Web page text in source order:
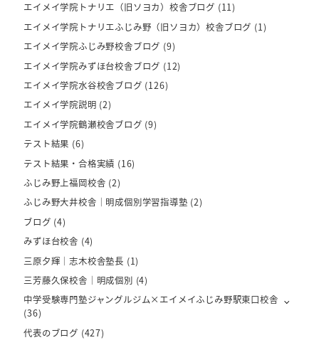
エイメイ学院トナリエ（旧ソヨカ）校舎ブログ (11)
エイメイ学院トナリエふじみ野（旧ソヨカ）校舎ブログ (1)
エイメイ学院ふじみ野校舎ブログ (9)
エイメイ学院みずほ台校舎ブログ (12)
エイメイ学院水谷校舎ブログ (126)
エイメイ学院説明 (2)
エイメイ学院鶴瀬校舎ブログ (9)
テスト結果 (6)
テスト結果・合格実績 (16)
ふじみ野上福岡校舎 (2)
ふじみ野大井校舎｜明成個別学習指導塾 (2)
ブログ (4)
みずほ台校舎 (4)
三原夕輝｜志木校舎塾長 (1)
三芳藤久保校舎｜明成個別 (4)
中学受験専門塾ジャングルジム×エイメイふじみ野駅東口校舎
(36)
代表のブログ (427)